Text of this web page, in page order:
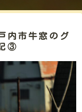
内市牛窓のグ
③